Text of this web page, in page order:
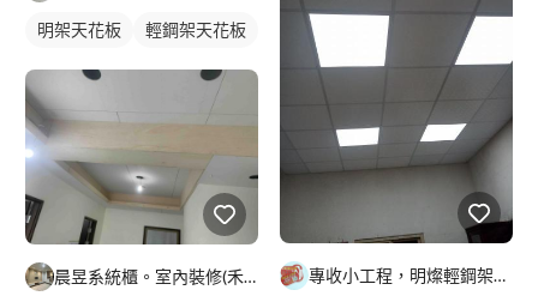
明架天花板 輕鋼架天花板
晨昱系統櫃。室內裝修(禾旭） 專收小工程，明燦輕鋼架， 隔間，天花板，維修，開孔，專作小坪